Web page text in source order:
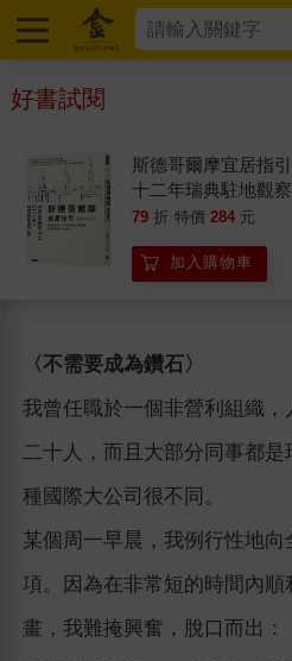
好書試閱
斯德哥爾摩宜居指
十二年瑞典駐地觀
化剖析
79 折 特價 284 元
加入購物車
〈不需要成為鑽石 〉
我曾任職於一個非營利組織
二十人，而且大部分同事都
種國際大公司很不同。
某個周一早晨，我例行性地
項。因為在非常短的時間內
畫，我難掩興奮，脫口而出